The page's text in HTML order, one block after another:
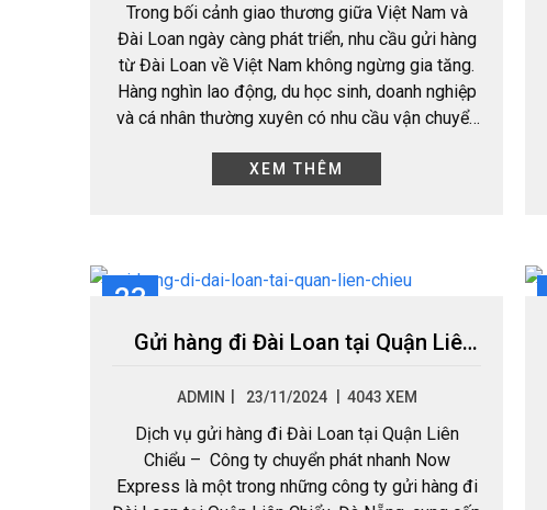
Trong bối cảnh giao thương giữa Việt Nam và
Đài Loan ngày càng phát triển, nhu cầu gửi hàng
từ Đài Loan về Việt Nam không ngừng gia tăng.
Hàng nghìn lao động, du học sinh, doanh nghiệp
và cá nhân thường xuyên có nhu cầu vận chuyển
XEM THÊM
23
TH11 Gửi hàng đi Đài Loan tại Quận Liên Chiểu
ADMIN 23/11/2024 | 4043 XEM
Dịch vụ gửi hàng đi Đài Loan tại Quận Liên
Chiểu – Công ty chuyển phát nhanh Now
Express là một trong những công ty gửi hàng đi